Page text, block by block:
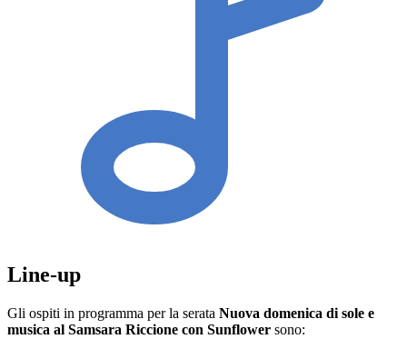
Line-up
Gli ospiti in programma per la serata Nuova domenica di sole e
musica al Samsara Riccione con Sunflower sono: